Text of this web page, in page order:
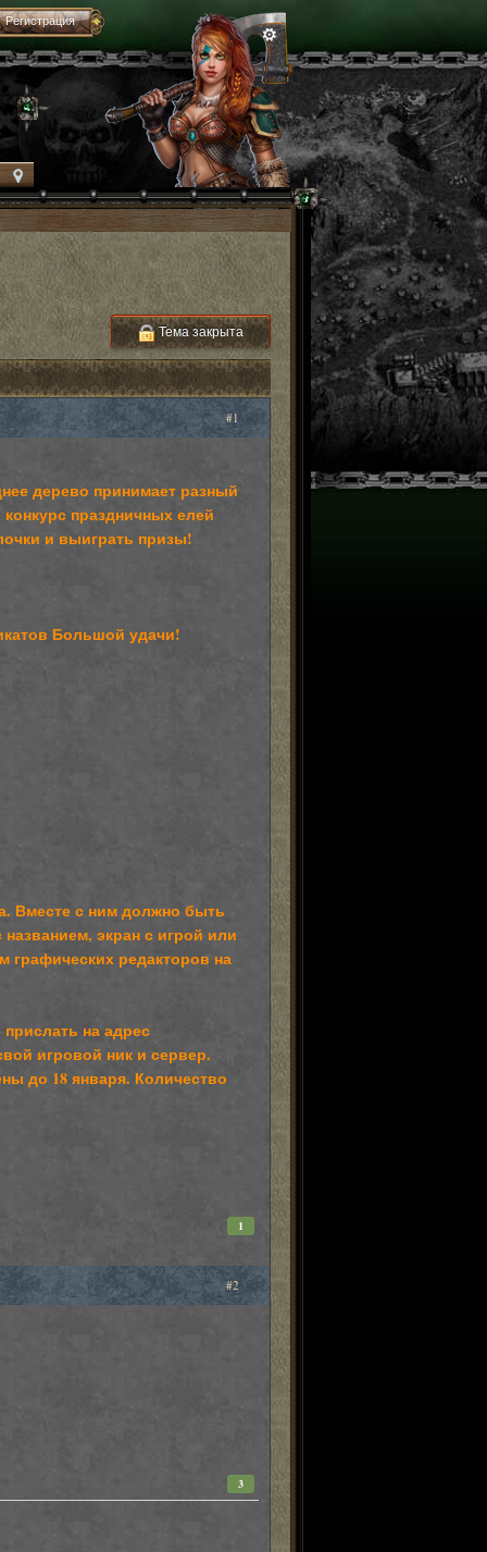
Регистрация
Тема закрыта
#1
дерево принимает разный
праздничных елей
и выиграть призы!
Большой удачи!
Вместе с ним должно быть
экран с игрой или
графических редакторов на
на адрес
игровой ник и сервер.
до 18 января. Количество
1
#2
3